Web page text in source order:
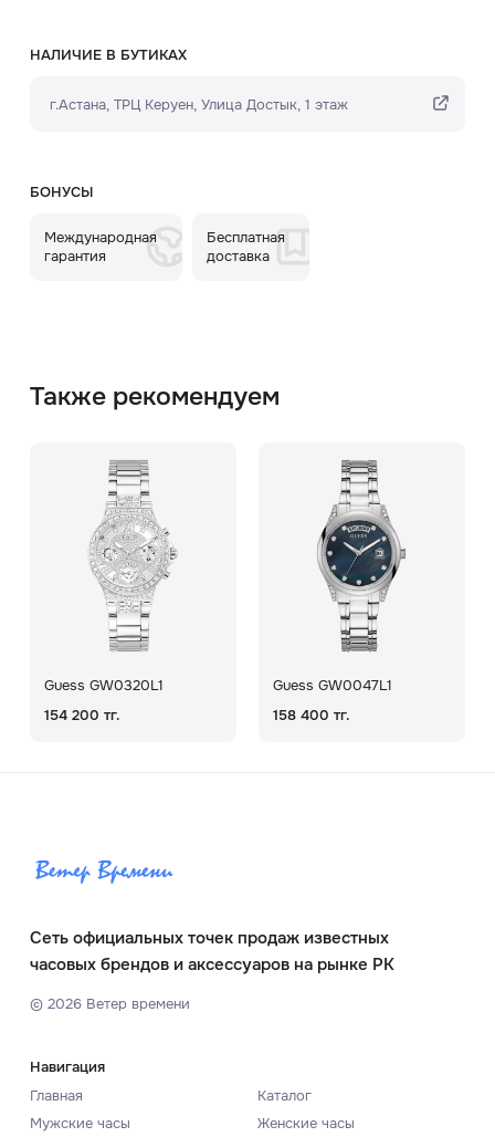
НАЛИЧИЕ В БУТИКАХ
г.Астана, ТРЦ Керуен​, Улица Достык, 1 этаж
БОНУСЫ
Международная
гарантия
Бесплатная
доставка
Также рекомендуем
Guess GW0320L1
154 200 тг.
Guess GW0047L1
158 400 тг.
Сеть официальных точек продаж известных
часовых брендов и аксессуаров на рынке РК
© 2026Ветер времени
Навигация
Главная
Каталог
Мужские часы
Женские часы